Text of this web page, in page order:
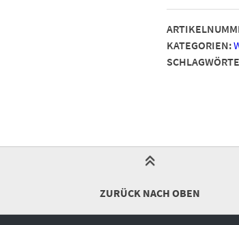
KATEGORIEN:
ZURÜCK NACH OBEN